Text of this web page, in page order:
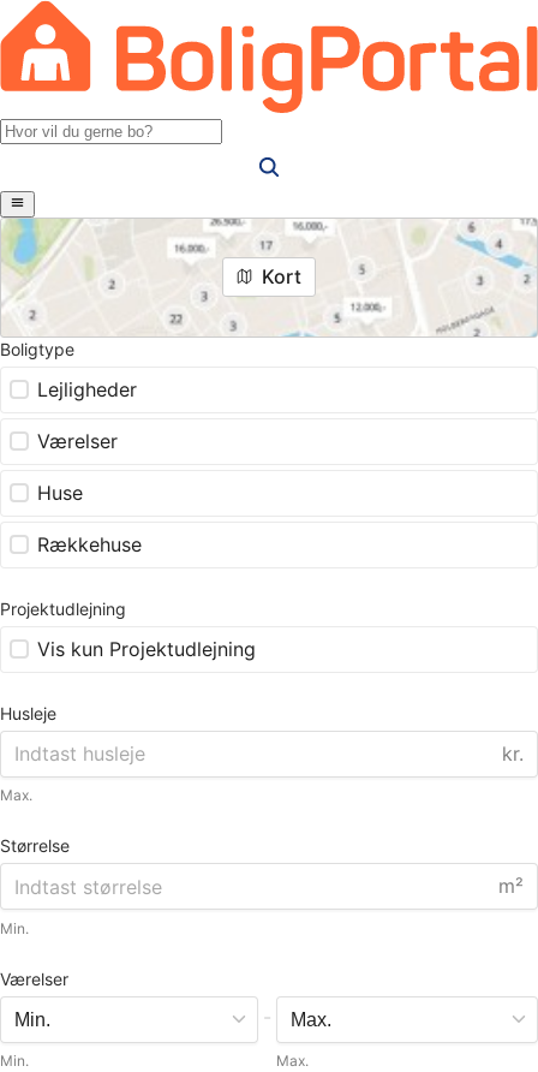
Kort
Boligtype
Lejligheder
Værelser
Huse
Rækkehuse
Projektudlejning
Vis kun Projektudlejning
Husleje
kr.
Max.
Størrelse
m²
Min.
Værelser
Min.
-
Max.